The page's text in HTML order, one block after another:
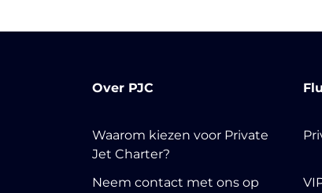
Over PJC
Waarom kiezen voor Private
Jet Charter?
Neem contact met ons op